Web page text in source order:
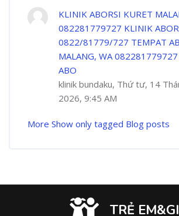
KLINIK ABORSI KURET
082281779727 KLINIK
0822/81779/727 TEMPAT
MALANG, WA
ABO
klinik bundaku, Thứ tư, 14
2026, 9:45 AM
More Show only tagged Blog posts
TRẺ